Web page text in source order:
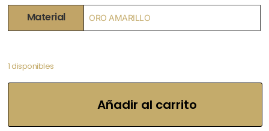
Material ORO AMARILLO
1 disponibles
Añadir al carrito